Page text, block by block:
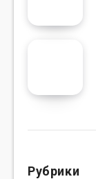
Рубрики